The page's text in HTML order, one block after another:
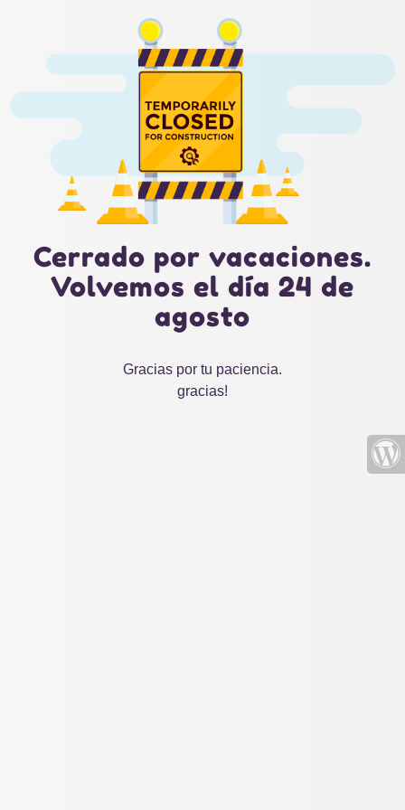
Cerrado por vacaciones.
Volvemos el día 24 de
agosto
Gracias por tu paciencia.
gracias!